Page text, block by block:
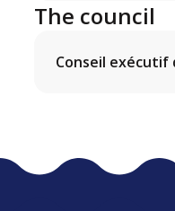
The council
Conseil exécutif